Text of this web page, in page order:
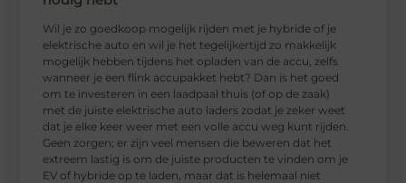
Wil je zo goedkoop mogelijk rijden met je hybride of je
elektrische auto en wil je het tegelijkertijd zo makkelijk
mogelijk hebben tijdens het opladen van de accu, zelfs
wanneer je een flink accupakket hebt? Dan is het goed
om te investeren in een laadpaal thuis (of op de zaak)
met de juiste elektrische auto laders zodat je zeker weet
dat je elke keer weer met een volle accu weg kunt rijden.
Geen zorgen; er zijn veel mensen die beweren dat het
extreem lastig is om de juiste producten te vinden om je
EV of hybride op te laden, maar dat is helemaal niet